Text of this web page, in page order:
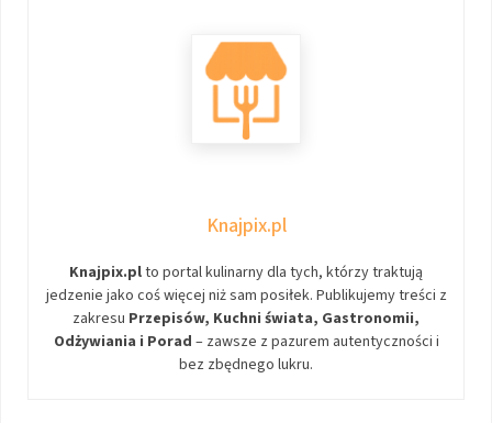
Knajpix.pl
Knajpix.plto portal kulinarny dla tych, którzy traktują
jedzenie jako coś więcej niż sam posiłek. Publikujemy treści z
zakresu Przepisów, Kuchni świata, Gastronomii,
Odżywiania i Porad – zawsze z pazurem autentyczności i
bez zbędnego lukru.